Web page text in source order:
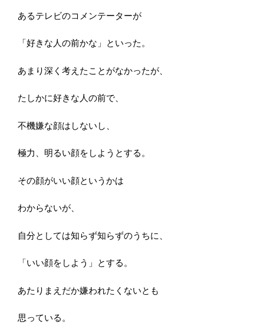
あるテレビのコメンテーターが
「好きな人の前かな」といった。
あまり深く考えたことがなかったが、
たしかに好きな人の前で、
不機嫌な顔はしないし、
極力、明るい顔をしようとする。
その顔がいい顔というかは
わからないが、
自分としては知らず知らずのうちに、
「いい顔をしよう」とする。
あたりまえだか嫌われたくないとも
思っている。